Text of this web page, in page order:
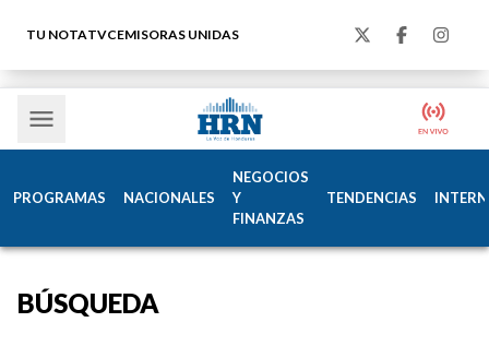
TU NOTATVCEMISORAS UNIDAS
PROGRAMAS NACIONALES
NEGOCIOS
Y
FINANZAS
TENDENCIAS
BÚSQUEDA